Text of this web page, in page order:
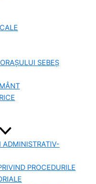
SEBEȘ
ADMINISTRATIV-
PROCEDURILE